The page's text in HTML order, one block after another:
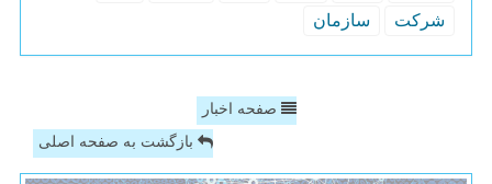
شركت
سازمان
صفحه اخبار
بازگشت به صفحه اصلی